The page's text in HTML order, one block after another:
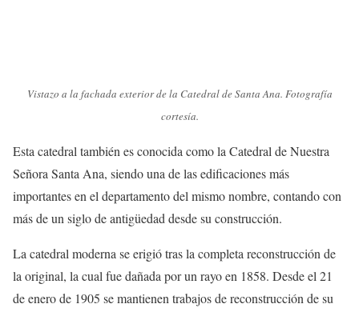
Vistazo a la fachada exterior de la Catedral de Santa Ana. Fotografía
cortesía.
Esta catedral también es conocida como la Catedral de Nuestra
Señora Santa Ana, siendo una de las edificaciones más
importantes en el departamento del mismo nombre, contando con
más de un siglo de antigüedad desde su construcción.
La catedral moderna se erigió tras la completa reconstrucción de
la original, la cual fue dañada por un rayo en 1858. Desde el 21
de enero de 1905 se mantienen trabajos de reconstrucción de su